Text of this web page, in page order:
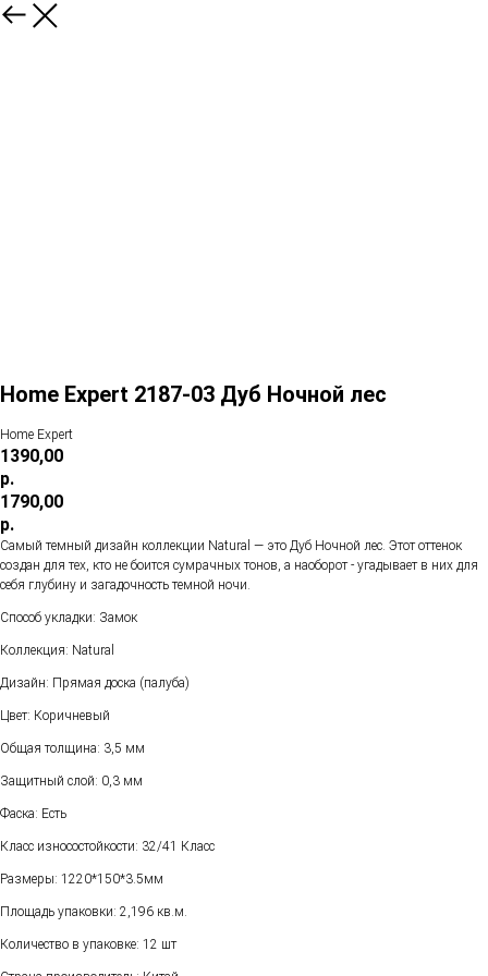
Home Expert 2187-03 Дуб Ночной лес
Home Expert
1390,00
р.
1790,00
р.
Самый темный дизайн коллекции Natural — это Дуб Ночной лес. Этот оттенок
создан для тех, кто не боится сумрачных тонов, а наоборот - угадывает в них для
себя глубину и загадочность темной ночи.
Способ укладки: Замок
Коллекция: Natural
Дизайн: Прямая доска (палуба)
Цвет: Коричневый
Общая толщина: 3,5 мм
Защитный слой: 0,3 мм
Фаска: Есть
Класс износостойкости: 32/41 Класс
Размеры: 1220*150*3.5мм
Площадь упаковки: 2,196 кв.м.
Количество в упаковке: 12 шт